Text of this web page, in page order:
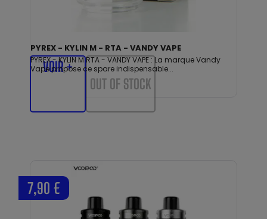
PYREX - KYLIN M - RTA - VANDY VAPE
PYREX - KYLIN M RTA - VANDY VAPE : La marque Vandy
Vape propose ce spare indispensable...
VOIR +
OUT OF STOCK
7,90 €